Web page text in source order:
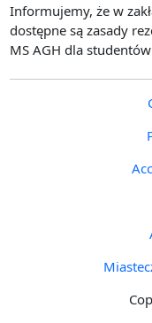
Informujemy, że w
dostępne są zasady
MS AGH dla